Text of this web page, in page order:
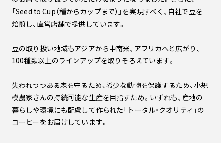
「Seed to Cup（種からカップまで）」を実現すべく、自社で豆を
焙煎し、直営店舗で提供しています。
豆の取り扱い地域もアジアから中南米、アフリカへと広がり、
100種類以上のラインアップを取りそろえています。
失われつつある森を守るため、希少な動物を保護するため、小規
模農家さんの持続可能な生産を目指すため。いずれも、産地の
暮らしや環境にも配慮して作られた「トータル・クオリティ」の
コーヒーをお届けしています。